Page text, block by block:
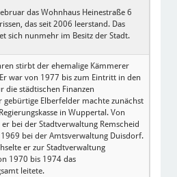
das Wohnhaus Heinestraße 6
das seit 2006 leerstand. Das
sich nunmehr im Besitz der Stadt.
stirbt der ehemalige Kämmerer
war von 1977 bis zum Eintritt in den
die städtischen Finanzen
Elberfelder machte zunächst
in Wuppertal. Von
bei der Stadtverwaltung Remscheid
bei der Amtsverwaltung Duisdorf.
er zur Stadtverwaltung
1970 bis 1974 das
leitete.